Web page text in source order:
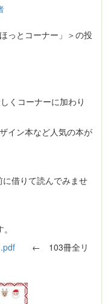
っとコーナー」＞の投
くコーナーに加わり
イン本など人気の本が
借りて読んでみませ
← 103冊全リ